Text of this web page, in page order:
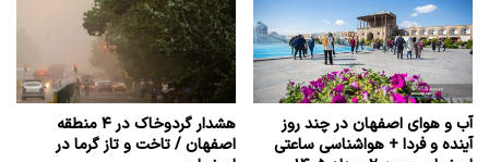
آب و هوای اصفهان در چند روز
آینده و فردا + هواشناسی ساعتی
هشدار گردوخاک در ۴ منطقه
اصفهان / تاخت و تاز گرما در